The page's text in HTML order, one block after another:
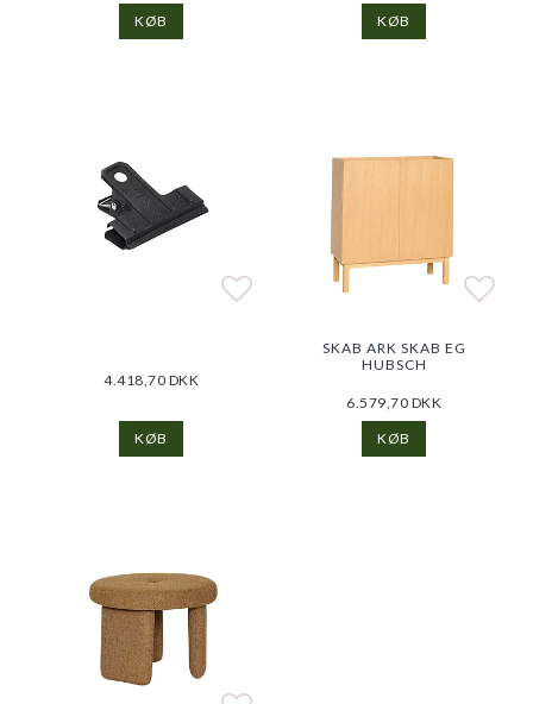
KØB KØB
Add to list of
Add to list of
4.418,70 DKK
KØB
SKAB ARK SKAB EG
HUBSCH
6.579,70 DKK
KØB